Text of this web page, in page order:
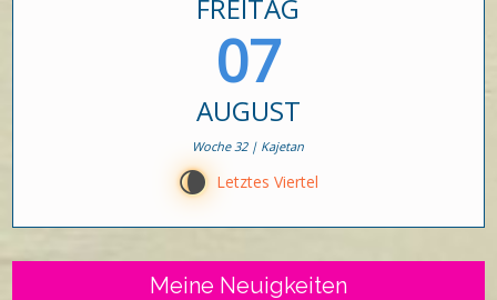
FREITAG
07
AUGUST
Woche 32 | Kajetan
V Letztes Viertel
Meine Neuigkeiten